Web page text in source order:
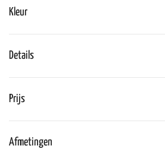
Kleur
Details
Prijs
Afmetingen